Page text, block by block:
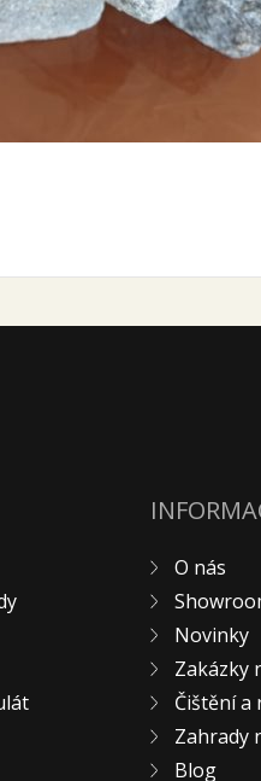
O nás
Novinky
Zakázky
Čištění a
Zahrady
Blog